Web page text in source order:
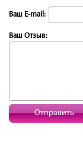
Ваш E-mail:
Ваш Отзыв:
Отправить